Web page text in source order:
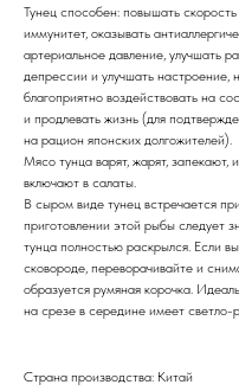
Тунец способен: повышать
иммунитет, оказывать
артериальное давление, улучшать
депрессии и улучшать настроение,
благоприятно воздействовать на
и продлевать жизнь (для
на рацион японских долгожителей).
Мясо тунца варят, жарят,
включают в салаты.
В сыром виде тунец встречается
приготовлении этой рыбы следует
тунца полностью раскрылся. Если
сковороде, переворачивайте и
образуется румяная корочка.
на срезе в середине имеет светло-
Страна производства: Китай